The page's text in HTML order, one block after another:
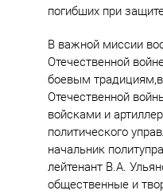
погибших при
В важной миссии
Отечественной
боевым
Отечественной
войсками и
политического
начальник
лейтенант В.А.
общественные и